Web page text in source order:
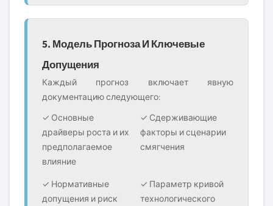
5. Модель Прогноза И Ключевые
Допущения
Каждый прогноз включает явную
документацию следующего:
✓ Основные
драйверы роста и их
предполагаемое
влияние
✓ Сдерживающие
факторы и сценарии
смягчения
✓ Нормативные
допущения и риск
✓ Параметр кривой
технологического